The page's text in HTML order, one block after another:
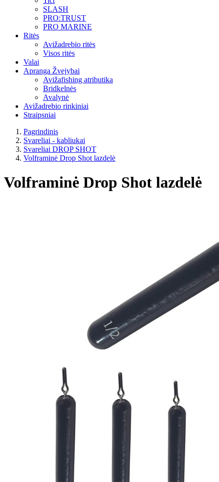
SLASH
PRO:TRUST
PRO MARINE
Ritės
Avižadrebio ritės
Visos ritės
Valai
Apranga Žvejybai
Avižafishing atributika
Bridkelnės
Avalynė
Avižadrebio rinkiniai
Straipsniai
Pagrindinis
Svareliai - kabliukai
Svareliai DROP SHOT
Volframinė Drop Shot lazdelė
Volframinė Drop Shot lazdelė